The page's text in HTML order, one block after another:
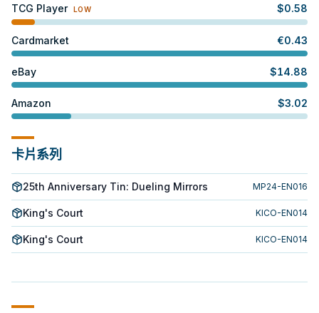
TCG Player LOW $0.58
Cardmarket €0.43
eBay $14.88
Amazon $3.02
卡片系列
25th Anniversary Tin: Dueling Mirrors MP24-EN016
King's Court KICO-EN014
King's Court KICO-EN014